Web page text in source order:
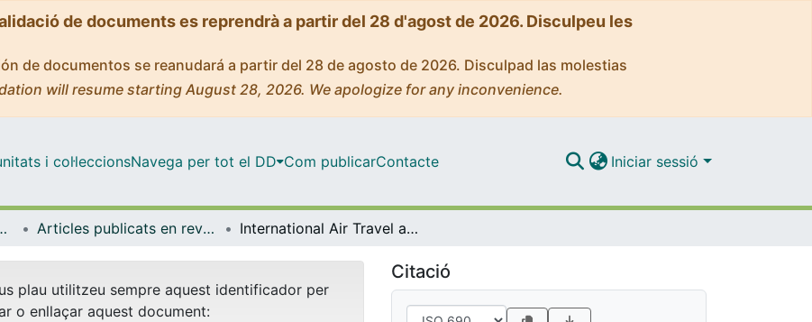
de documents es reprendrà a partir del 28 d'agost de 2026. Disculpeu les
de documentos se reanudará a partir del 28 de agosto de 2026. Disculpad las molestias
will resume starting August 28, 2026. We apologize for any inconvenience.
i col·leccionsNavega per tot el DD Com publicarContacte Iniciar sessió
Aplicada Articles publicats en revistes (Econometria, Estadística i Economia Aplicada) International Air Travel and FDI Flows: Evidence from Barcelona
plau utilitzeu sempre aquest identificador per
o enllaçar aquest document:
Citació